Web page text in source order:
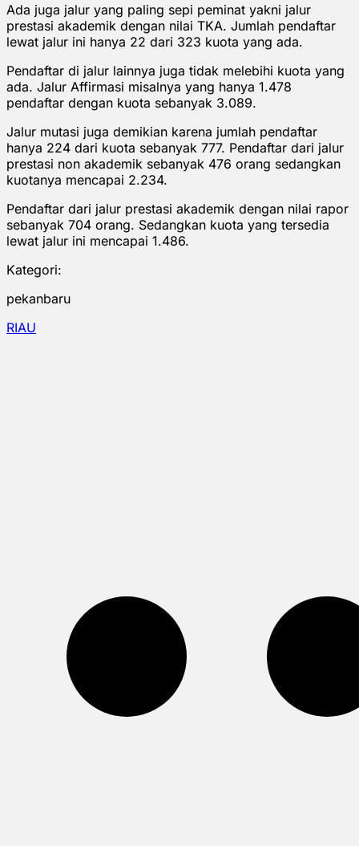
Ada juga jalur yang paling sepi peminat yakni jalur
prestasi akademik dengan nilai TKA. Jumlah pendaftar
lewat jalur ini hanya 22 dari 323 kuota yang ada.
Pendaftar di jalur lainnya juga tidak melebihi kuota yang
ada. Jalur Affirmasi misalnya yang hanya 1.478
pendaftar dengan kuota sebanyak 3.089.
Jalur mutasi juga demikian karena jumlah pendaftar
hanya 224 dari kuota sebanyak 777. Pendaftar dari jalur
prestasi non akademik sebanyak 476 orang sedangkan
kuotanya mencapai 2.234.
Pendaftar dari jalur prestasi akademik dengan nilai rapor
sebanyak 704 orang. Sedangkan kuota yang tersedia
lewat jalur ini mencapai 1.486.
Kategori:
pekanbaru
RIAU